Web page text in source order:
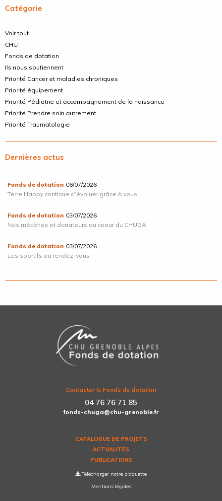
Catégorie
Voir tout
CHU
Fonds de dotation
Ils nous soutiennent
Priorité Cancer et maladies chroniques
Priorité équipement
Priorité Pédiatrie et accompagnement de la naissance
Priorité Prendre soin autrement
Priorité Traumatologie
Dernières actus
Fonds de dotation 06/07/2026
Terre Happy continue d’évoluer grâce à vous
Fonds de dotation 03/07/2026
Nos mécènes et donateurs au coeur du CHUGA
Fonds de dotation 03/07/2026
Les sportifs au rendez-vous
Contacter le Fonds de dotation
04 76 76 71 85
fonds-chuga@chu-grenoble.fr
CATALOGUE DE PROJETS
ACTUALITÉS
PUBLICATIONS
Télécharger notre plaquette
Mentions légales